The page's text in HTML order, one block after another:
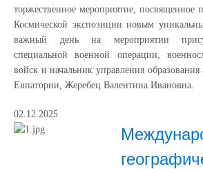
торжественное мероприятие, посвященное
Космической экспозиции новым
важный день на мероприятии
специальной военной операции,
войск и начальник управления
Евпатории, Жеребец Валентина Ивановна.
02.12.2025